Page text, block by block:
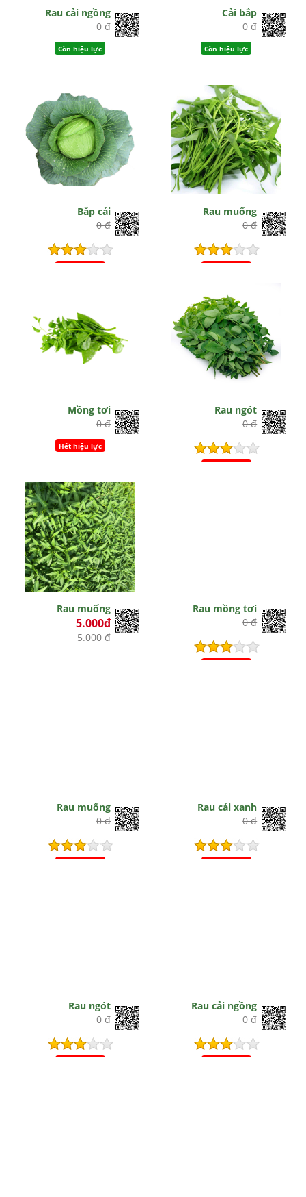
Rau cải ngồng
0 đ
Còn hiệu lực
Cải bắp
0 đ
Còn hiệu lực
Bắp cải
0 đ
Rau muống
0 đ
Mồng tơi
0 đ
Hết hiệu lực
Rau ngót
0 đ
Rau muống
5.000đ
5.000 đ
Rau mồng tơi
0 đ
Rau muống
0 đ
Rau cải xanh
0 đ
Rau ngót
0 đ
Rau cải ngồng
0 đ